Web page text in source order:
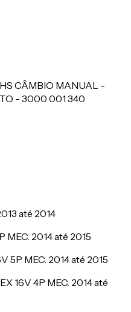
CÂMBIO MANUAL -
- 3000 001 340
até 2014
MEC. 2014 até 2015
5P MEC. 2014 até 2015
16V 4P MEC. 2014 até